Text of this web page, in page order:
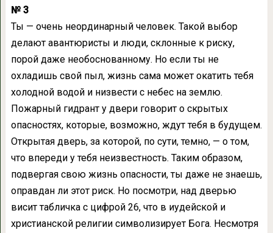
№ 3
Ты — очень неординарный человек. Такой выбор
делают авантюристы и люди, склонные к риску,
порой даже необоснованному. Но если ты не
охладишь свой пыл, жизнь сама может окатить тебя
холодной водой и низвести с небес на землю.
Пожарный гидрант у двери говорит о скрытых
опасностях, которые, возможно, ждут тебя в будущем.
Открытая дверь, за которой, по сути, темно, — о том,
что впереди у тебя неизвестность. Таким образом,
подвергая свою жизнь опасности, ты даже не знаешь,
оправдан ли этот риск. Но посмотри, над дверью
висит табличка с цифрой 26, что в иудейской и
христианской религии символизирует Бога. Несмотря